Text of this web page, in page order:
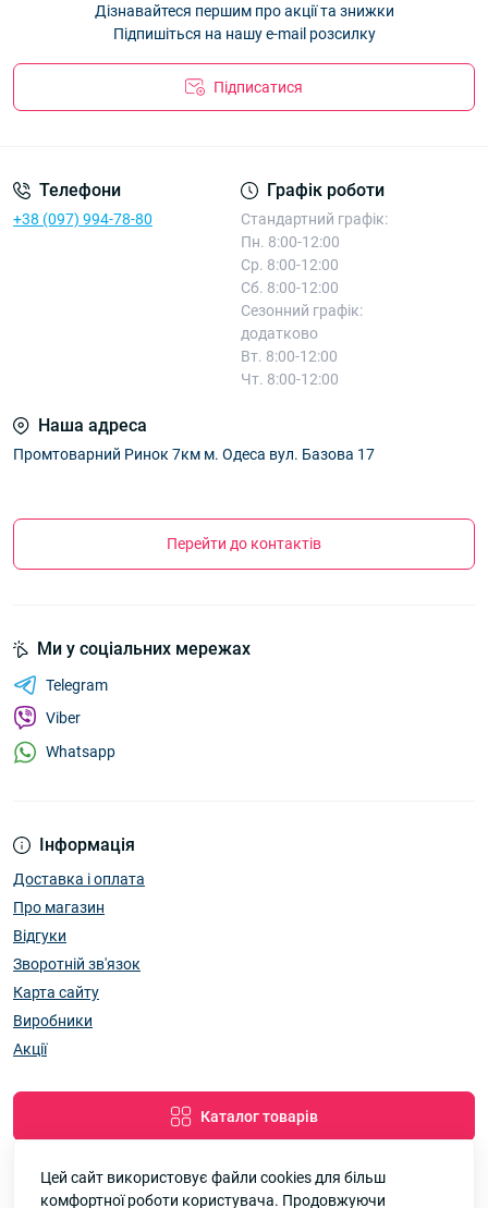
"Мішечки" Фена T-K1077-3— 93.96 ₴
Дізнавайтеся першим про акції та знижки
Підпишіться на нашу e-mail розсилку
Підписатися
Телефони
+38 (097) 994-78-80
Графік роботи
Стандартний графік:
Пн. 8:00-12:00
Ср. 8:00-12:00
Сб. 8:00-12:00
Сезонний графік:
додатково
Вт. 8:00-12:00
Чт. 8:00-12:00
Наша адреса
Промтоварний Ринок 7км м. Одеса вул. Базова 17
Перейти до контактів
Інформація
Доставка і оплата
Про магазин
Відгуки
Зворотній зв'язок
Карта сайту
Виробники
Акції
Каталог товарів
Ми у соціальних мережах
Telegram
Viber
Whatsapp
Цей сайт використовує файли cookies для більш
комфортної роботи користувача. Продовжуючи